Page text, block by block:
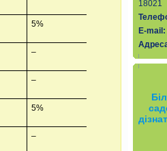
5%
–
–
5%
–
18021
Е-mail :